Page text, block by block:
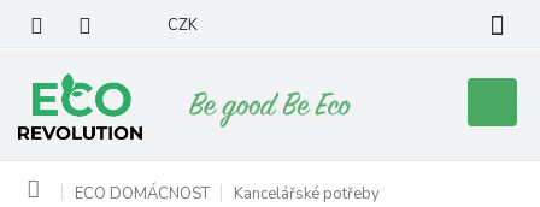
obsah
CZK
košík
Domů ECO DOMÁCNOST Kancelářské potřeby